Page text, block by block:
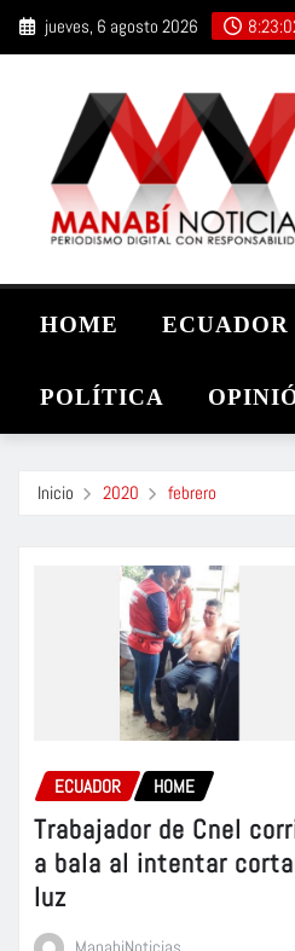
Saltar jueves, 6 agosto 2026
HOME ECUADOR
POLÍTICA
Inicio 2020 febrero
ECUADOR HOME
Trabajador de Cnel
a bala al intentar
luz